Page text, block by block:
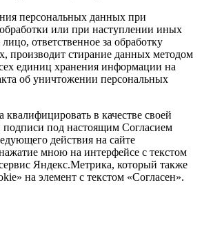
персональных данных при
или при наступлении иных
ответственное за обработку
производит стирание данных методом
единиц хранения информации на
об уничтожении персональных
квалифицировать в качестве своей
подписи под настоящим Согласием
действия на сайте
мною на интерфейсе с текстом
Яндекс.Метрика, который также
на элемент с текстом «Согласен».